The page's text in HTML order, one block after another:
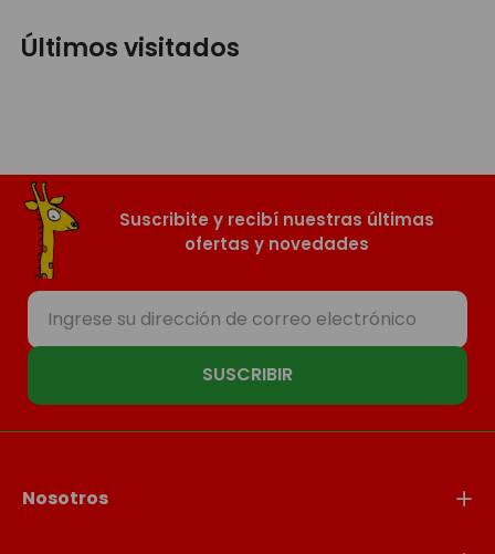
Últimos visitados
Suscribite y recibí nuestras últimas
ofertas y novedades
SUSCRIBIR
Nosotros